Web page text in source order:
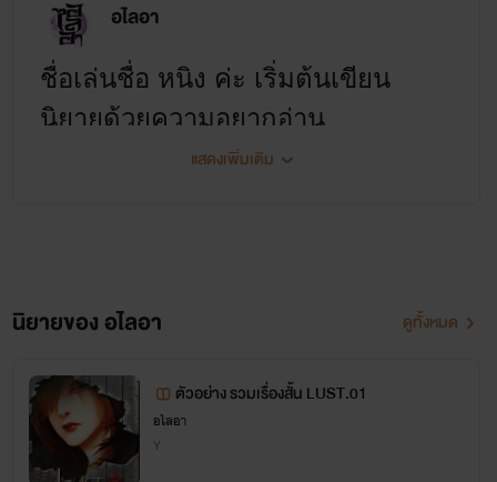
อไลอา
ชื่อเล่นชื่อ หนิง ค่ะ เริ่มต้นเขียน
นิยายด้วยความอยากอ่าน
และจะเขียนในแบบที่ตัวเองอยาก
แสดงเพิ่มเติม
นิยายของ อไลอา ดูทั้งหมด
ตัวอย่าง รวมเรื่องสั้น LUST.01
อไลอา
Y